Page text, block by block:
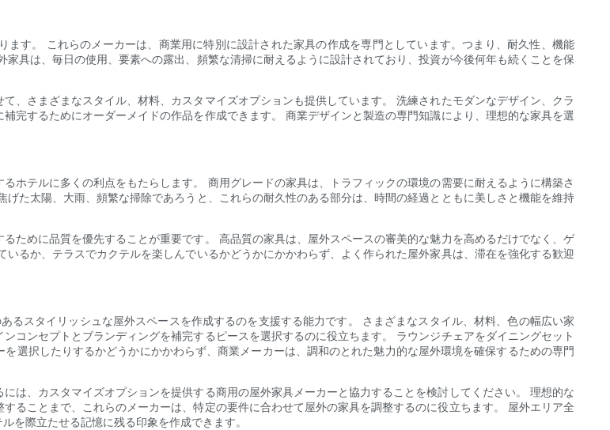
す。 これらのメーカーは、商業用に特別に設計された家具の作成を専門としています。つまり、耐久性、機能
具は、毎日の使用、要素への露出、頻繁な清掃に耐えるように設計されており、投資が今後何年も続くことを保
、さまざまなスタイル、材料、カスタマイズオプションも提供しています。 洗練されたモダンなデザイン、クラ
完するためにオーダーメイドの作品を作成できます。 商業デザインと製造の専門知識により、理想的な家具を選
ホテルに多くの利点をもたらします。 商用グレードの家具は、トラフィックの環境の需要に耐えるように構築さ
た太陽、大雨、頻繁な掃除であろうと、これらの耐久性のある部分は、時間の経過とともに美しさと機能を維持
ために品質を優先することが重要です。 高品質の家具は、屋外スペースの審美的な魅力を高めるだけでなく、ゲ
るか、テラスでカクテルを楽しんでいるかどうかにかかわらず、よく作られた屋外家具は、滞在を強化する歓迎
スタイリッシュな屋外スペースを作成するのを支援する能力です。 さまざまなスタイル、材料、色の幅広い家
コンセプトとブランディングを補完するピースを選択するのに役立ちます。 ラウンジチェアをダイニングセット
選択したりするかどうかにかかわらず、商業メーカーは、調和のとれた魅力的な屋外環境を確保するための専門
は、カスタマイズオプションを提供する商用の屋外家具メーカーと協力することを検討してください。 理想的な
ることまで、これらのメーカーは、特定の要件に合わせて屋外の家具を調整するのに役立ちます。 屋外エリア全
を際立たせる記憶に残る印象を作成できます。